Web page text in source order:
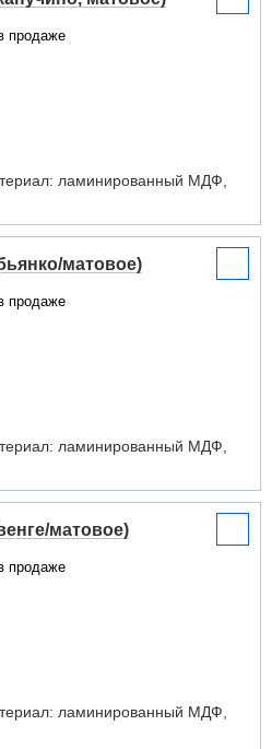
продаже
ламинированный МДФ,
матовое)
продаже
ламинированный МДФ,
матовое)
продаже
ламинированный МДФ,